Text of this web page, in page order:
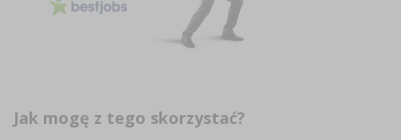
Jak mogę z tego skorzystać?